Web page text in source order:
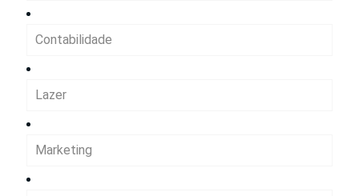
Contabilidade
Lazer
Marketing